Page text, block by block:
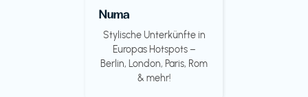
Numa
Stylische Unterkünfte in
Europas Hotspots –
Berlin, London, Paris, Rom
& mehr!